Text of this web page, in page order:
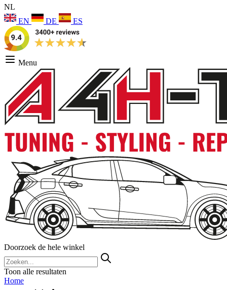
NL
EN
DE ES
Menu
Doorzoek de hele winkel
Toon alle resultaten
Home